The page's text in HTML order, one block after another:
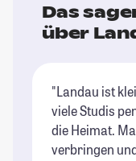
Das
über
"Landau ist
viele Studis
die Heimat.
verbringen